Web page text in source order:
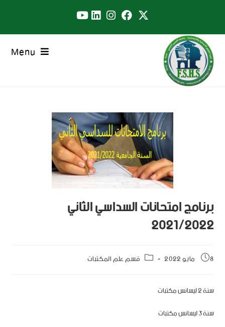
Menu
برنامج امتحانات السداسي الثاني
2021/2022
8 مايو 2022
قسم علم المكتبات
سنة 2 ليسانس مكتبات
سنة 3 ليسانس مكتبات